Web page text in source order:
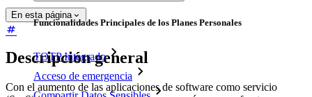
Funcionalidades Principales de los Planes Personales
TOTP Integrado
Acceso de emergencia
En esta página
Descripción general
Con el aumento de las aplicaciones de software como servicio